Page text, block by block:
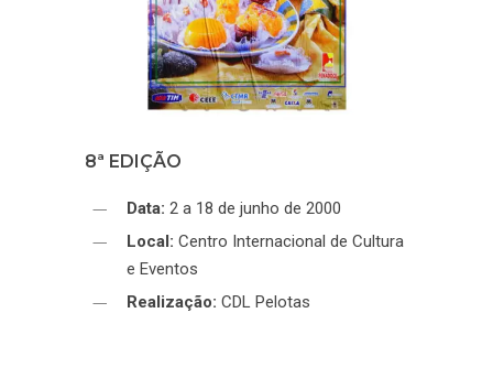
8ª EDIÇÃO
Data: 2 a 18 de junho de 2000
Local: Centro Internacional de Cultura
e Eventos
Realização: CDL Pelotas